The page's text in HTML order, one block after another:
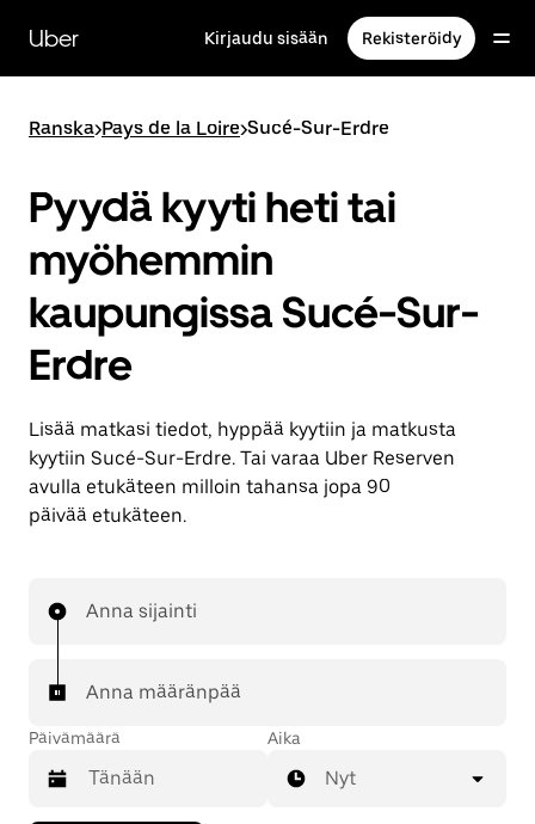
siirry
pääsisältöön
Uber Kirjaudu sisään Rekisteröidy
Ranska>Pays de la Loire>Sucé-Sur-Erdre
Pyydä kyyti heti tai
myöhemmin
kaupungissa Sucé-Sur-
Erdre
Lisää matkasi tiedot, hyppää kyytiin ja matkusta
kyytiin Sucé-Sur-Erdre. Tai varaa Uber Reserven
avulla etukäteen milloin tahansa jopa 90
päivää etukäteen.
Anna sijainti
Anna määränpää
Päivämäärä Aika
Nyt